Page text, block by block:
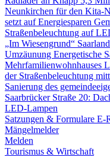
Neunkirchen für den Kita-
setzt auf Energiesparen
Straßenbeleuchtung auf
„Im Wiesengrund“
Umzäunung Energetische
Mehrfamilienwohnhauses
der Straßenbeleuchtung
Sanierung des
Saarbrücker Straße 20:
LED-Lampen
Satzungen & Formulare E-
Mängelmelder
Melden
Tourismus & Wirtschaft